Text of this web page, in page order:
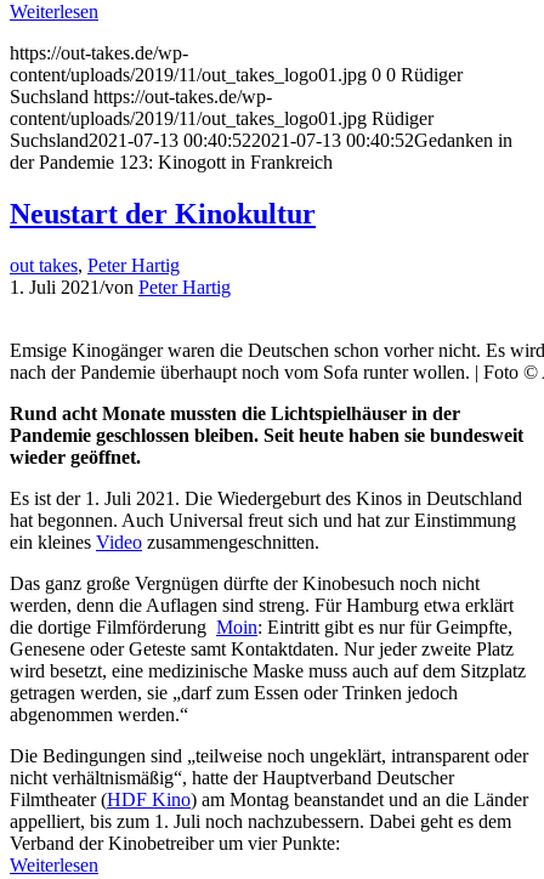
Weiterlesen
https://out-takes.de/wp-
content/uploads/2019/11/out_takes_logo01.jpg 0 0 Rüdiger
Suchsland https://out-takes.de/wp-
content/uploads/2019/11/out_takes_logo01.jpg Rüdiger
Suchsland2021-07-13 00:40:522021-07-13 00:40:52Gedanken in
der Pandemie 123: Kinogott in Frankreich
Neustart der Kinokultur
out takes, Peter Hartig
1. Juli 2021/von Peter Hartig
Emsige Kinogänger waren die Deutschen schon vorher nicht. Es
nach der Pandemie überhaupt noch vom Sofa runter wollen. | Foto
Rund acht Monate mussten die Lichtspielhäuser in der
Pandemie geschlossen bleiben. Seit heute haben sie bundesweit
wieder geöffnet.
Es ist der 1. Juli 2021. Die Wiedergeburt des Kinos in Deutschland
hat begonnen. Auch Universal freut sich und hat zur Einstimmung
ein kleines Video zusammengeschnitten.
Das ganz große Vergnügen dürfte der Kinobesuch noch nicht
werden, denn die Auflagen sind streng. Für Hamburg etwa erklärt
die dortige Filmförderung Moin: Eintritt gibt es nur für Geimpfte,
Genesene oder Geteste samt Kontaktdaten. Nur jeder zweite Platz
wird besetzt, eine medizinische Maske muss auch auf dem Sitzplatz
getragen werden, sie „darf zum Essen oder Trinken jedoch
abgenommen werden.“
Die Bedingungen sind „teilweise noch ungeklärt, intransparent oder
nicht verhältnismäßig“, hatte der Hauptverband Deutscher
Filmtheater (HDF Kino) am Montag beanstandet und an die Länder
appelliert, bis zum 1. Juli noch nachzubessern. Dabei geht es dem
Verband der Kinobetreiber um vier Punkte:
Weiterlesen